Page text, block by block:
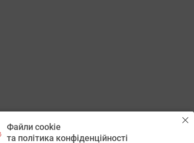
Файли cookie
та політика конфіденційності